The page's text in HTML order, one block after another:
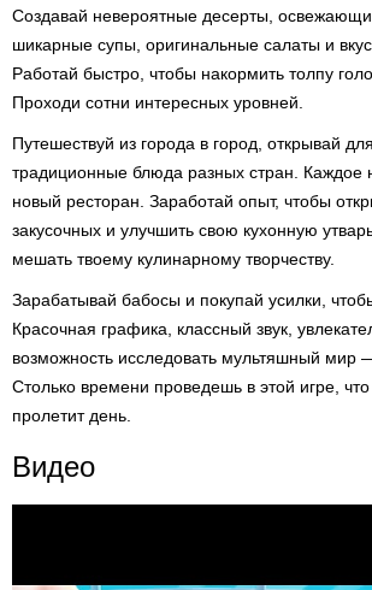
Создавай невероятные десерты,
шикарные супы, оригинальные салаты и
Работай быстро, чтобы накормить толпу
Проходи сотни интересных уровней.
Путешествуй из города в город, открывай
традиционные блюда разных стран. Каждое
новый ресторан. Заработай опыт, чтобы
закусочных и улучшить свою кухонную
мешать твоему кулинарному творчеству.
Зарабатывай бабосы и покупай усилки,
Красочная графика, классный звук,
возможность исследовать мультяшный мир
Столько времени проведешь в этой игре,
пролетит день.
Видео